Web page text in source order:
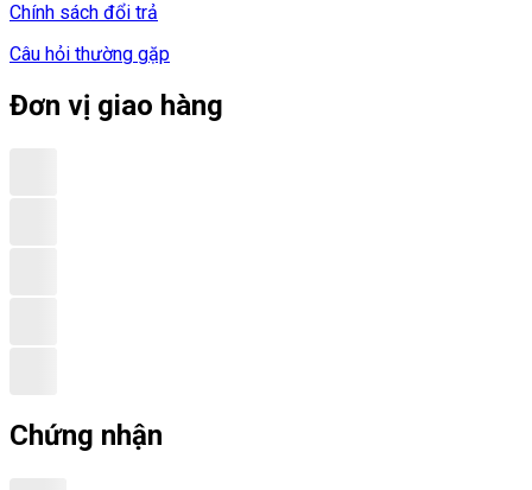
Chính sách đổi trả
Câu hỏi thường gặp
Đơn vị giao hàng
Chứng nhận